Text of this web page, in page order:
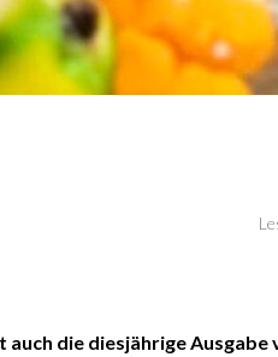
die diesjährige Ausgabe